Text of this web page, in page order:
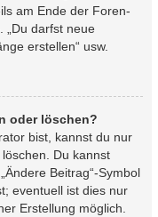
am Ende der Foren-
„Du darfst neue
erstellen“ usw.
oder löschen?
bist, kannst du nur
Du kannst
Beitrag“-Symbol
eventuell ist dies nur
Erstellung möglich.